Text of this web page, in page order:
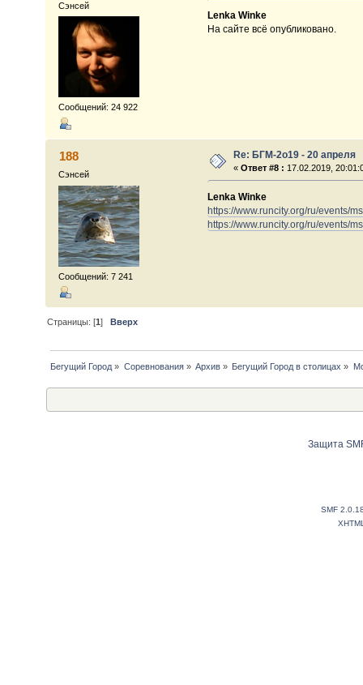
Сэнсей
Сообщений: 24 922
Lenka Winke
На сайте всё опубликовано.
188
Сэнсей
Сообщений: 7 241
Re: БГМ-2о19 - 20 апреля
«Ответ #8 : 17.02.2019,
Lenka Winke
https://www.runcity.org/ru/events/
https://www.runcity.org/ru/events/
Страницы: [1]Вверх
Бегущий Город » Соревнования» Архив » Бегущий Город в столицах »
Защита
SMF